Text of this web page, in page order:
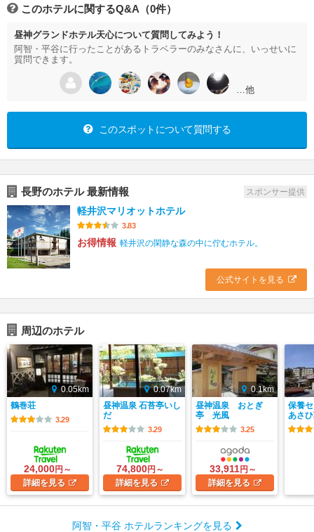
このホテルに関するQ&A（0件）
昼神グランドホテル天心について質問してみよう！
阿智・平谷に行ったことがあるトラベラーのみなさんに、いっせいに
質問できます。
…他
このスポットについて質問する
長野のホテル 最新情報 スポンサー提供
軽井沢マリオットホテル
3.83
お得情報 軽井沢の閑静な森の中に佇むホテル。
公式サイトを見る
周辺のホテル
0.05km
鶴巻荘
3.29
24,000円～
詳細を見る
0.07km
昼神温泉 石苔亭いし
だ
3.29
74,800円～
詳細を見る
0.1km
昼神温泉 おとぎ
亭 光風
3.25
33,911円～
詳細を見る
保養
あさ
阿智・平谷 ホテルランキングを見る